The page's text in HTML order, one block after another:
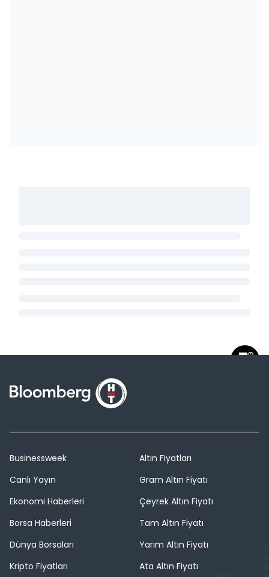
Businessweek
Canlı Yayın
Ekonomi Haberleri
Borsa Haberleri
Dünya Borsaları
Kripto Fiyatları
Altın Fiyatları
Gram Altın Fiyatı
Çeyrek Altın Fiyatı
Tam Altın Fiyatı
Yarım Altın Fiyatı
Ata Altın Fiyatı